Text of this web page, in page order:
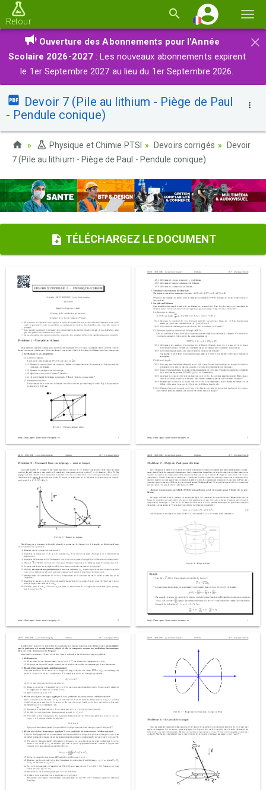
la
Retour
×
Ouverture des Abonnements pour l'Année
Scolaire 2026-2027 : Les nouveaux abonnements expirent
le 1er Septembre 2027 au lieu du 1er Septembre 2026.
Devoir 7 (Pile au lithium - Piège de Paul
- Pendule conique)
Physique et Chimie PTSI Devoirs corrigés
Devoir
7 (Pile au lithium - Piège de Paul - Pendule conique)
TÉLÉCHARGEZ LE DOCUMENT